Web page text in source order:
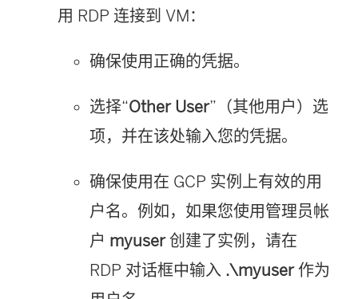
用 RDP 连接到 VM：
确保使用正确的凭据。
选择“Other User”（其他用户）选
项，并在该处输入您的凭据。
确保使用在 GCP 实例上有效的用
户名。例如，如果您使用管理员帐
户 myuser创建了实例，请在
RDP 对话框中输入 .\myuser作为